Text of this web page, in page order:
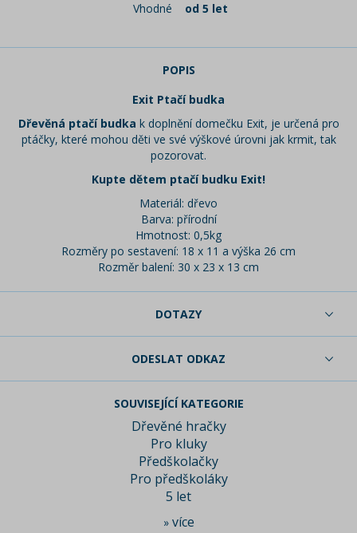
Vhodné
od 5 let
POPIS
Exit Ptačí budka
Dřevěná ptačí budka k doplnění domečku Exit, je určená pro
ptáčky, které mohou děti ve své výškové úrovni jak krmit, tak
pozorovat.
Kupte dětem ptačí budku Exit!
Materiál: dřevo
Barva: přírodní
Hmotnost: 0,5kg
Rozměry po sestavení: 18 x 11 a výška 26 cm
Rozměr balení: 30 x 23 x 13 cm
DOTAZY
ODESLAT ODKAZ
SOUVISEJÍCÍ KATEGORIE
Dřevěné hračky
Pro kluky
Předškolačky
Pro předškoláky
5 let
» více